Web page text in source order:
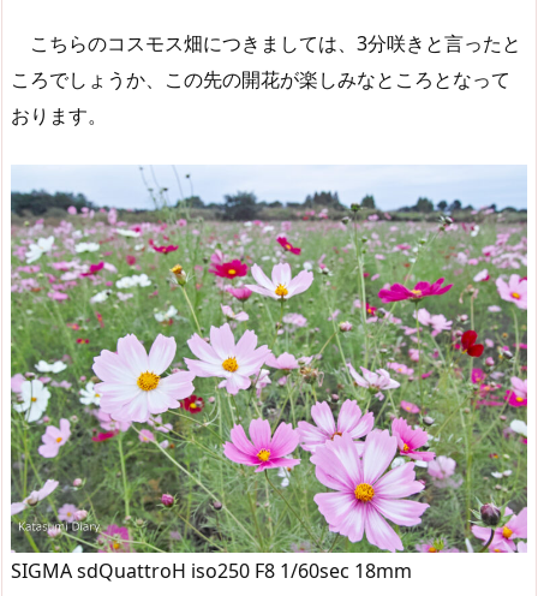
こちらのコスモス畑につきましては、3分咲きと言ったと
ころでしょうか、この先の開花が楽しみなところとなって
おります。
SIGMA sdQuattroH iso250 F8 1/60sec 18mm